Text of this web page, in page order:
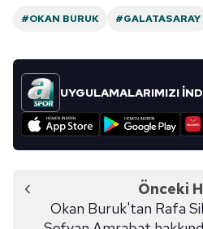
toplumu hizmetlerinin sunulması
reklam/pazarlama faaliyetlerinin
sınırlı olarak açık rızanız
Çerezlere ilişkin tercihlerinizi
vasıtasıyla belirleyebilirsiniz.
Metnimizi
ziyaret edebilirsiniz.
#OKAN BURUK #GALATASARAY
UYGULAMALARIMIZI
Önceki
Okan Buruk'tan Rafa